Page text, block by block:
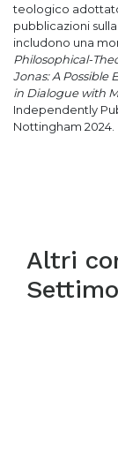
teologico
pubblicazioni
includono una
Philosophical-
Jonas: A Possible
in Dialogue with
Independently
Nottingham 2024.
Altri
Settimo